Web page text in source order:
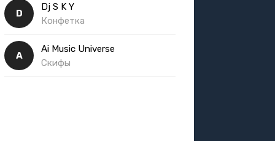
D
Dj S K Y
Конфетка
A
Ai Music Universe
Скифы